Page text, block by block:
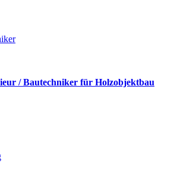
/ Bautechniker für Holzobjektbau